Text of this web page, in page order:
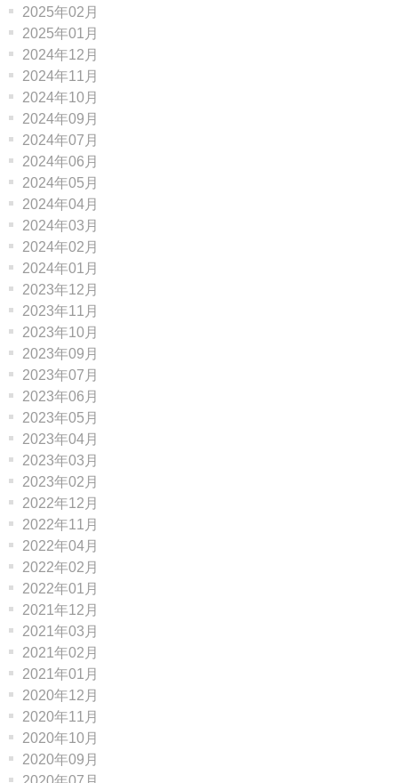
2025年02月
2025年01月
2024年12月
2024年11月
2024年10月
2024年09月
2024年07月
2024年06月
2024年05月
2024年04月
2024年03月
2024年02月
2024年01月
2023年12月
2023年11月
2023年10月
2023年09月
2023年07月
2023年06月
2023年05月
2023年04月
2023年03月
2023年02月
2022年12月
2022年11月
2022年04月
2022年02月
2022年01月
2021年12月
2021年03月
2021年02月
2021年01月
2020年12月
2020年11月
2020年10月
2020年09月